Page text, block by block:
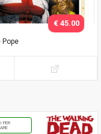
Pope
€ 45.00
PER